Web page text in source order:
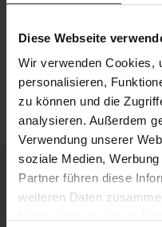
Diese Webseite
Wir verwenden Cookies,
personalisieren,
zu können und die
analysieren. Außerdem
Verwendung unserer
soziale Medien,
Partner führen diese
weiteren Daten